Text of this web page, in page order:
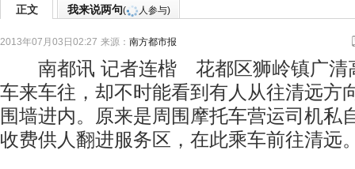
正文 我来说两句( 人参与)
2013年07月03日02:27 来源： 南方都市报
南都讯 记者连楷 花都区狮岭镇广清
车来车往，却不时能看到有人从往清远方
围墙进内。原来是周围摩托车营运司机私
收费供人翻进服务区，在此乘车前往清远